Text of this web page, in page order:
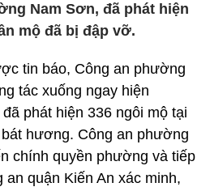
Nam Sơn, đã phát hiện
mộ đã bị đập vỡ.
tin báo, Công an phường
tác xuống ngay hiện
phát hiện 336 ngôi mộ tại
hương. Công an phường
chính quyền phường và tiếp
quận Kiến An xác minh,